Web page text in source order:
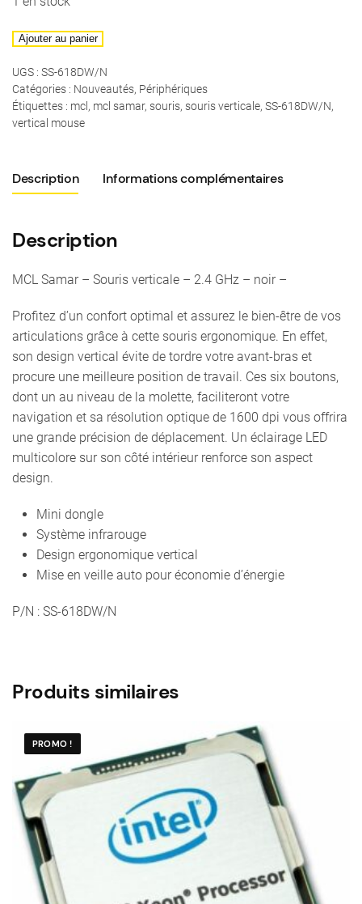
quantité
MCL
Samar
-
-
2.4
-
:
SS-
618DW/N
Ajouter au panier
UGS : SS-618DW/N
Catégories : Nouveautés, Périphériques
Étiquettes : mcl , mcl samar, souris, souris verticale, SS-618DW/N,
vertical mouse
Description Informations complémentaires
Description
MCL Samar – Souris verticale – 2.4 GHz – noir –
Profitez d’un confort optimal et assurez le bien-être de vos
articulations grâce à cette souris ergonomique. En effet,
son design vertical évite de tordre votre avant-bras et
procure une meilleure position de travail. Ces six boutons,
dont un au niveau de la molette, faciliteront votre
navigation et sa résolution optique de 1600 dpi vous offrira
une grande précision de déplacement. Un éclairage LED
multicolore sur son côté intérieur renforce son aspect
design.
Mini dongle
Système infrarouge
Design ergonomique vertical
Mise en veille auto pour économie d’énergie
P/N : SS-618DW/N
Produits similaires
PROMO !